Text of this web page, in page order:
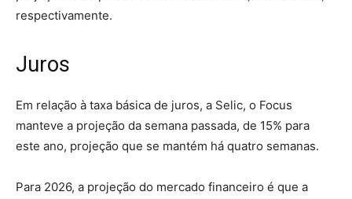
respectivamente.
Juros
Em relação à taxa básica de juros, a Selic, o Focus
manteve a projeção da semana passada, de 15% para
este ano, projeção que se mantém há quatro semanas.
Para 2026, a projeção do mercado financeiro é que a